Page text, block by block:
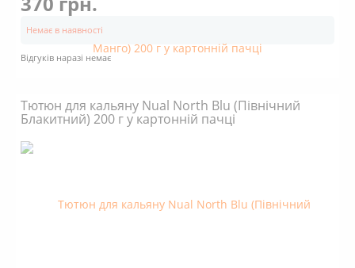
Немає в наявності
Відгуків наразі немає
Тютюн для кальяну Nual North Blu (Північний
Блакитний) 200 г у картонній пачці